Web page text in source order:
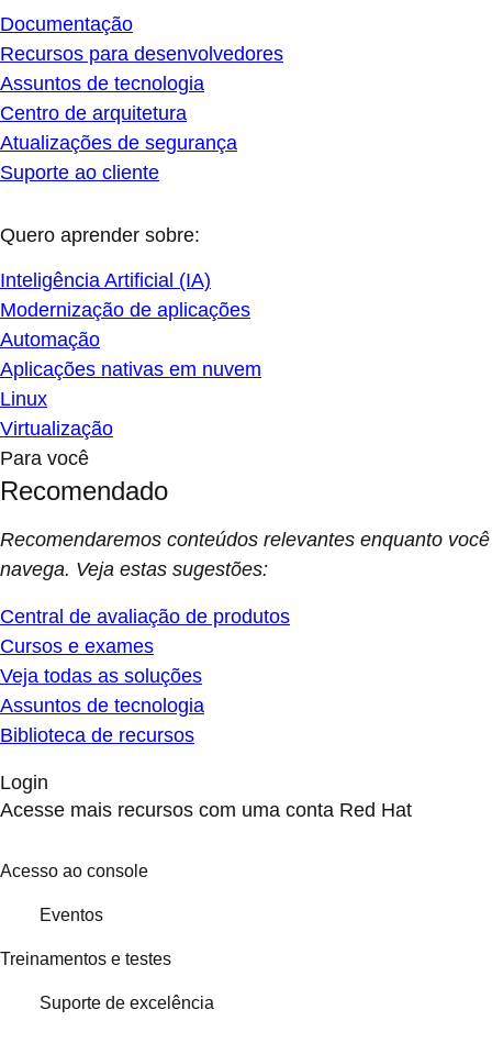
Documentação
Recursos para desenvolvedores
Assuntos de tecnologia
Centro de arquitetura
Atualizações de segurança
Suporte ao cliente
Quero aprender sobre:
Inteligência Artificial (IA)
Modernização de aplicações
Automação
Aplicações nativas em nuvem
Linux
Virtualização
Para você
Recomendado
Recomendaremos conteúdos relevantes enquanto você
navega. Veja estas sugestões:
Central de avaliação de produtos
Cursos e exames
Veja todas as soluções
Assuntos de tecnologia
Biblioteca de recursos
Login
Acesse mais recursos com uma conta Red Hat
Acesso ao console
Eventos
Treinamentos e testes
Suporte de excelência